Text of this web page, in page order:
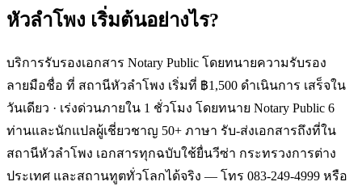
หัวลำโพง เริ่มต้นอย่างไร?
บริการรับรองเอกสาร Notary Public โดยทนายความรับรอง
ลายมือชื่อ ที่ สถานีหัวลำโพง เริ่มที่ ฿1,500 ดำเนินการ เสร็จใน
วันเดียว · เร่งด่วนภายใน 1 ชั่วโมง โดยทนาย Notary Public 6
ท่านและนักแปลผู้เชี่ยวชาญ 50+ ภาษา รับ-ส่งเอกสารถึงที่ใน
สถานีหัวลำโพง เอกสารทุกฉบับใช้ยื่นวีซ่า กระทรวงการต่าง
ประเทศ และสถานทูตทั่วโลกได้จริง — โทร 083-249-4999 หรือ